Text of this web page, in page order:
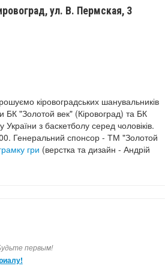
ул. В. Пермская, 3
кіровоградських шанувальників
БК "Золотой век" (Кіровоград) та БК
з баскетболу серед чоловіків.
Генеральний спонсор - ТМ "Золотой
гри (верстка та дизайн - Андрій
первым!